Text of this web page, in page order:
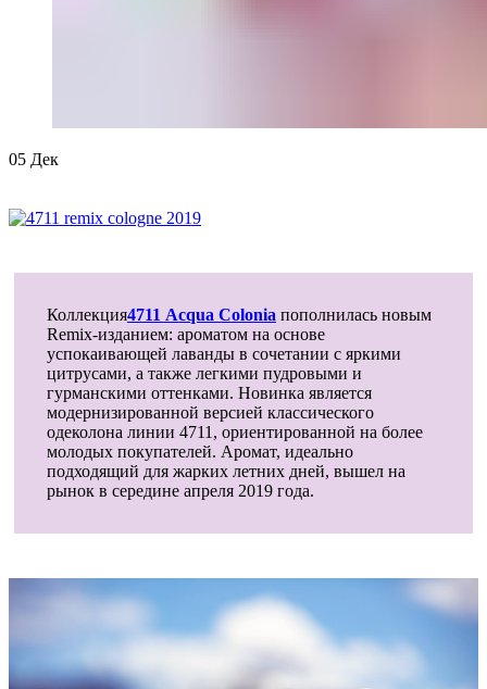
05 Дек
Коллекция4711 Acqua Colonia пополнилась новым
Remix-изданием: ароматом на основе
успокаивающей лаванды в сочетании с яркими
цитрусами, а также легкими пудровыми и
гурманскими оттенками. Новинка является
модернизированной версией классического
одеколона линии 4711, ориентированной на более
молодых покупателей. Аромат, идеально
подходящий для жарких летних дней, вышел на
рынок в середине апреля 2019 года.